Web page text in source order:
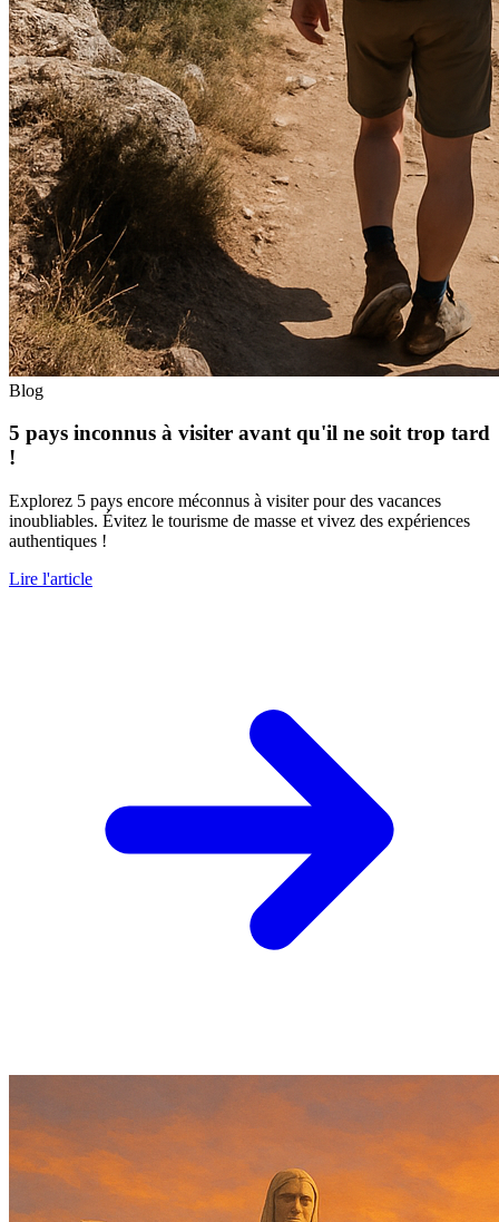
Blog
5 pays inconnus à visiter avant qu'il ne soit trop tard
!
Explorez 5 pays encore méconnus à visiter pour des vacances
inoubliables. Évitez le tourisme de masse et vivez des expériences
authentiques !
Lire l'article